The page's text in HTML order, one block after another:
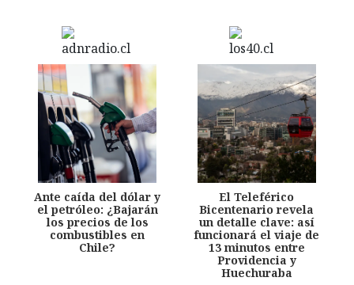
Ante caída del dólar y
el petróleo: ¿Bajarán
los precios de los
combustibles en
Chile?
El Teleférico
Bicentenario revela
un detalle clave: así
funcionará el viaje de
13 minutos entre
Providencia y
Huechuraba